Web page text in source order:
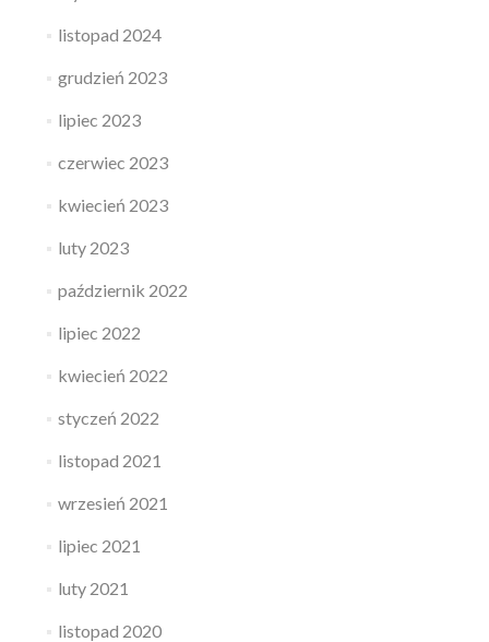
listopad 2024
grudzień 2023
lipiec 2023
czerwiec 2023
kwiecień 2023
luty 2023
październik 2022
lipiec 2022
kwiecień 2022
styczeń 2022
listopad 2021
wrzesień 2021
lipiec 2021
luty 2021
listopad 2020